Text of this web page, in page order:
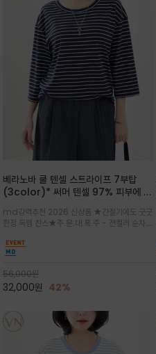
베라노바 쿨 텐셀 스트라이프 7부탑
(3color)* 써머 텐셀 97% 피부에 닿
소재
md강력추천 2026 신상품 ★간절기에도 굿굿
한정 득템 찬스★주.문.대.폭.주 - 전컬러 순차발
있는 드롭숄더와 7부 소매가 더해져 팔 라인을
자연스럽게 커버해주는 아이템/얇고 가벼운 터
치감으로 편안
56,000원
32,000원 42%